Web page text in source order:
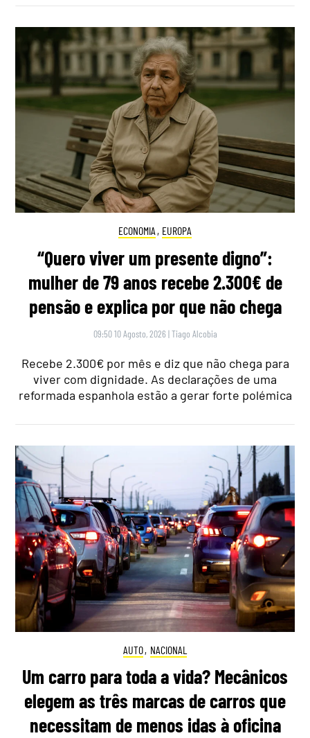
ECONOMIA , EUROPA
“Quero viver um presente digno”:
mulher de 79 anos recebe 2.300€ de
pensão e explica por que não chega
09:50 10 Agosto, 2026 |Tiago Alcobia
Recebe 2.300€ por mês e diz que não chega para
viver com dignidade. As declarações de uma
reformada espanhola estão a gerar forte polémica
AUTO, NACIONAL
Um carro para toda a vida? Mecânicos
elegem as três marcas de carros que
necessitam de menos idas à oficina